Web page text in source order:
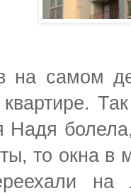
на самом
Надя
то окна
на